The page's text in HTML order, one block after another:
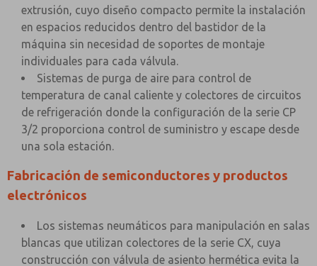
extrusión, cuyo diseño compacto permite la instalación
en espacios reducidos dentro del bastidor de la
máquina sin necesidad de soportes de montaje
individuales para cada válvula.
Sistemas de purga de aire para control de
temperatura de canal caliente y colectores de circuitos
de refrigeración donde la configuración de la serie CP
3/2 proporciona control de suministro y escape desde
una sola estación.
Fabricación de semiconductores y productos
electrónicos
Los sistemas neumáticos para manipulación en salas
blancas que utilizan colectores de la serie CX, cuya
construcción con válvula de asiento hermética evita la